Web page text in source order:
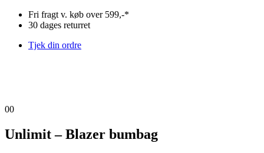
Fri fragt v. køb over 599,-*
30 dages returret
Tjek din ordre
00
Unlimit – Blazer bumbag